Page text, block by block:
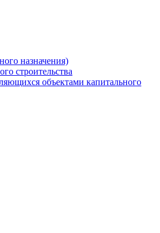
назначения)
строительства
объектами капитального